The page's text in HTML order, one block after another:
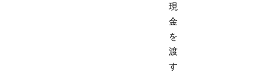
現
金
を
渡
す